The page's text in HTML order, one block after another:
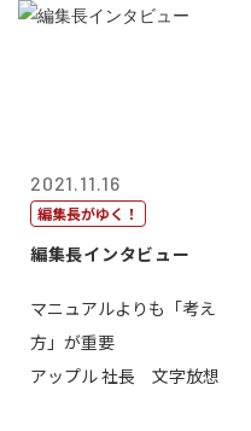
2021.11.16
編集長がゆく！
編集長インタビュー
マニュアルよりも「考え
方」が重要
アップル 社長 文字放想